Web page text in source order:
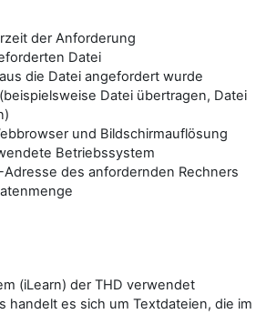
der Anforderung
Datei
die Datei angefordert wurde
Datei übertragen, Datei
und Bildschirmauflösung
Betriebssystem
Adresse des anfordernden Rechners
(iLearn) der THD verwendet
handelt es sich um Textdateien, die im